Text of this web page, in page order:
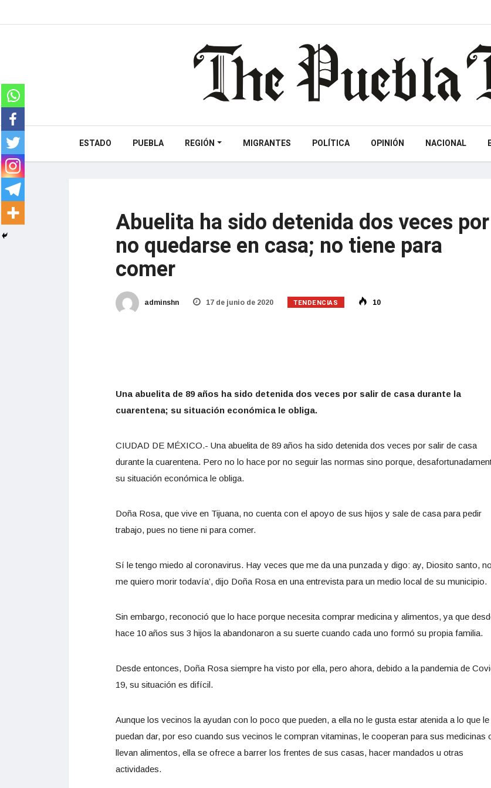
ESTADO PUEBLA REGIÓN MIGRANTES POLÍTICA OPINIÓN NACIONAL
Abuelita ha sido detenida dos veces por
no quedarse en casa; no tiene para
comer
adminshn 17 de junio de 2020 TENDENCIAS 10
Una abuelita de 89 años ha sido detenida dos veces por salir de casa durante la
cuarentena; su situación económica le obliga.
CIUDAD DE MÉXICO.- Una abuelita de 89 años ha sido detenida dos veces por salir de casa
durante la cuarentena. Pero no lo hace por no seguir las normas sino porque,
su situación económica le obliga.
Doña Rosa, que vive en Tijuana, no cuenta con el apoyo de sus hijos y sale de casa para pedir
trabajo, pues no tiene ni para comer.
Sí le tengo miedo al coronavirus. Hay veces que me da una punzada y digo: ay, Diosito santo, no
me quiero morir todavía’, dijo Doña Rosa en una entrevista para un medio local de su municipio.
Sin embargo, reconoció que lo hace porque necesita comprar medicina y alimentos, ya que
hace 10 años sus 3 hijos la abandonaron a su suerte cuando cada uno formó su propia familia.
Desde entonces, Doña Rosa siempre ha visto por ella, pero ahora, debido a la pandemia de
19, su situación es difícil.
Aunque los vecinos la ayudan con lo poco que pueden, a ella no le gusta estar atenida a lo que le
puedan dar, por eso cuando sus vecinos le compran vitaminas, le cooperan para sus medicinas
llevan alimentos, ella se ofrece a barrer los frentes de sus casas, hacer mandados u otras
actividades.